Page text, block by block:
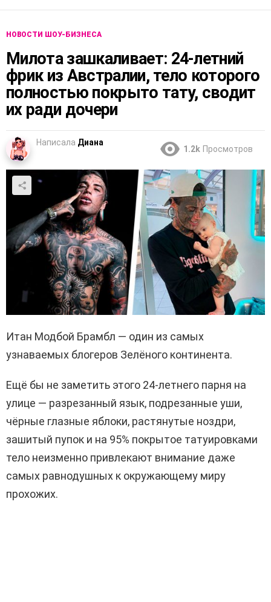
НОВОСТИ ШОУ-БИЗНЕСА
Милота зашкаливает: 24-летний
фрик из Австралии, тело которого
полностью покрыто тату, сводит
их ради дочери
Написала Диана
1.2k Просмотров
Итан Модбой Брамбл — один из самых
узнаваемых блогеров Зелёного континента.
Ещё бы не заметить этого 24-летнего парня на
улице — разрезанный язык, подрезанные уши,
чёрные глазные яблоки, растянутые ноздри,
зашитый пупок и на 95% покрытое татуировками
тело неизменно привлекают внимание даже
самых равнодушных к окружающему миру
прохожих.